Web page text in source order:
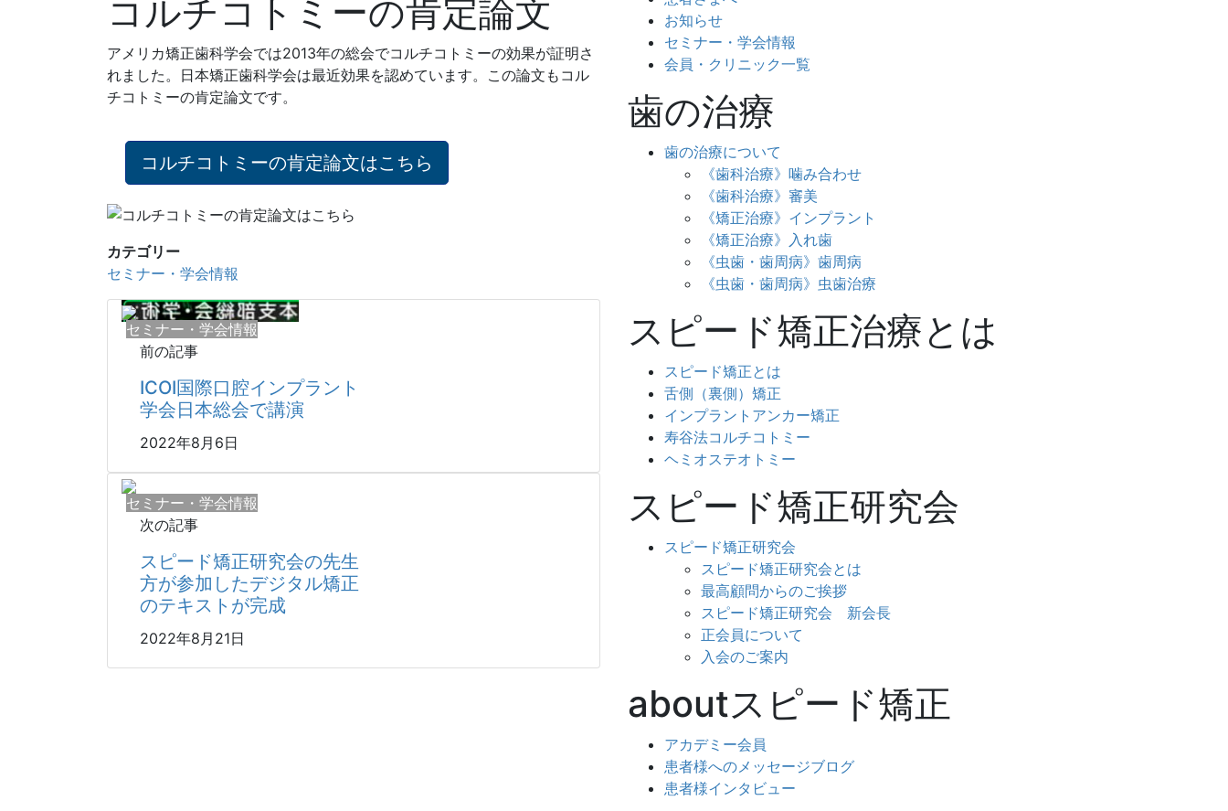
コルチコトミーの肯定論文
アメリカ矯正歯科学会では2013年の総会でコルチコトミーの効果が証明さ
れました。日本矯正歯科学会は最近効果を認めています。この論文もコル
チコトミーの肯定論文です。
コルチコトミーの肯定論文はこちら
カテゴリー
セミナー・学会情報
セミナー・学会情報
前の記事
ICOI国際口腔インプラント
学会日本総会で講演
2022年8月6日
セミナー・学会情報
次の記事
スピード矯正研究会の先生
方が参加したデジタル矯正
のテキストが完成
2022年8月21日
お知らせ
セミナー・学会情報
会員・クリニック一覧
歯の治療
歯の治療について
《歯科治療》噛み合わせ
《歯科治療》審美
《矯正治療》インプラント
《矯正治療》入れ歯
《虫歯・歯周病》歯周病
《虫歯・歯周病》虫歯治療
スピード矯正治療とは
スピード矯正とは
舌側（裏側）矯正
インプラントアンカー矯正
寿谷法コルチコトミー
ヘミオステオトミー
スピード矯正研究会
スピード矯正研究会
スピード矯正研究会とは
最高顧問からのご挨拶
スピード矯正研究会 新会長
正会員について
入会のご案内
aboutスピード矯正
アカデミー会員
患者様へのメッセージブログ
患者様インタビュー